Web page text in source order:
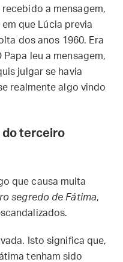
recebido a mensagem,
que Lúcia previa
dos anos 1960. Era
leu a mensagem,
julgar se havia
realmente algo vindo
do terceiro
que causa muita
segredo de Fátima,
Isto significa que,
tenham sido